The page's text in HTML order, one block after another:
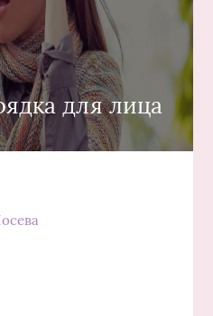
для лица